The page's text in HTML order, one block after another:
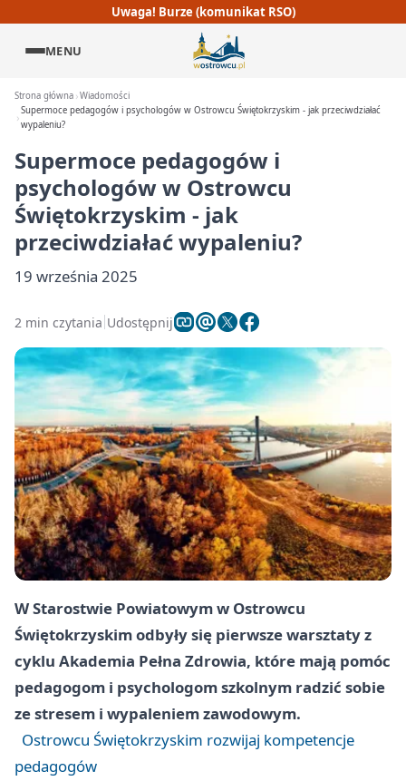
Uwaga! Burze (komunikat RSO)
MENU
Strona główna Wiadomości
Supermoce pedagogów i psychologów w Ostrowcu Świętokrzyskim - jak przeciwdziałać
wypaleniu?
Supermoce pedagogów i
psychologów w Ostrowcu
Świętokrzyskim - jak
przeciwdziałać wypaleniu?
19 września 2025
2 min czytania Udostępnij
W Starostwie Powiatowym w Ostrowcu
Świętokrzyskim odbyły się pierwsze warsztaty z
cyklu Akademia Pełna Zdrowia, które mają pomóc
pedagogom i psychologom szkolnym radzić sobie
ze stresem i wypaleniem zawodowym.
Ostrowcu Świętokrzyskim rozwijaj kompetencje
pedagogów